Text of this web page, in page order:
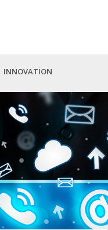
INNOVATION